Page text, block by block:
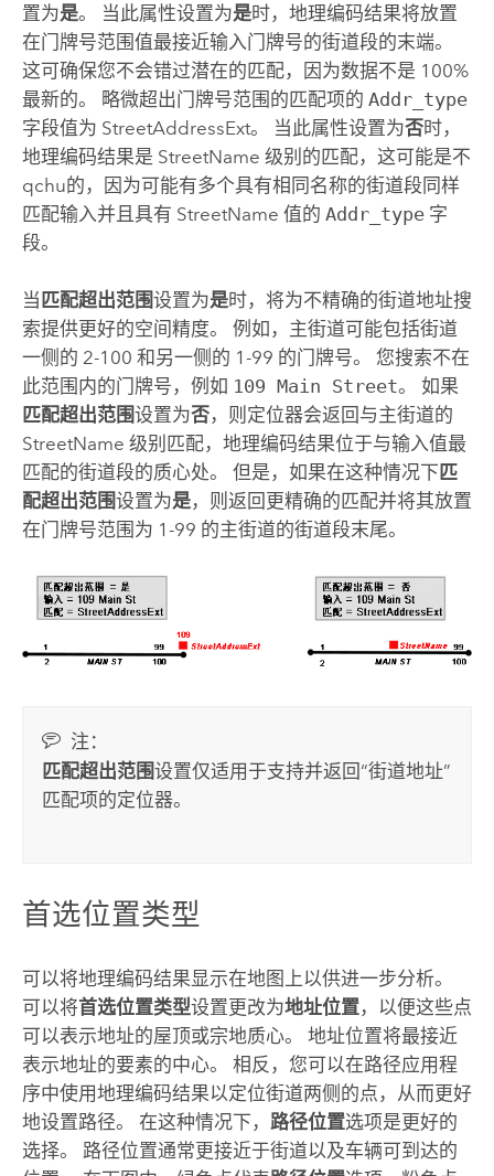
置为是。 当此属性设置为是时，地理编码结果将放置
在门牌号范围值最接近输入门牌号的街道段的末端。
这可确保您不会错过潜在的匹配，因为数据不是 100%
最新的。 略微超出门牌号范围的匹配项的 Addr_type
字段值为 StreetAddressExt。 当此属性设置为否时，
地理编码结果是 StreetName 级别的匹配，这可能是不
qchu的，因为可能有多个具有相同名称的街道段同样
匹配输入并且具有 StreetName 值的 Addr_type字
段。
当 匹配超出范围设置为是时，将为不精确的街道地址搜
索提供更好的空间精度。 例如，主街道可能包括街道
一侧的 2-100 和另一侧的 1-99 的门牌号。 您搜索不在
此范围内的门牌号，例如 109 Main Street。 如果
匹配超出范围设置为否，则定位器会返回与主街道的
StreetName 级别匹配，地理编码结果位于与输入值最
匹配的街道段的质心处。 但是，如果在这种情况下 匹
配超出范围设置为是，则返回更精确的匹配并将其放置
在门牌号范围为 1-99 的主街道的街道段末尾。
注：
匹配超出范围设置仅适用于支持并返回“街道地址”
匹配项的定位器。
首选位置类型
可以将地理编码结果显示在地图上以供进一步分析。
可以将首选位置类型设置更改为地址位置，以便这些点
可以表示地址的屋顶或宗地质心。 地址位置将最接近
表示地址的要素的中心。 相反，您可以在路径应用程
序中使用地理编码结果以定位街道两侧的点，从而更好
地设置路径。 在这种情况下， 路径位置选项是更好的
选择。 路径位置通常更接近于街道以及车辆可到达的